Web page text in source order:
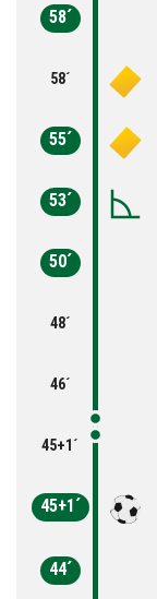
58´
58´
55´
53´
50´
48´
46´
45+1´
45+1´
44´